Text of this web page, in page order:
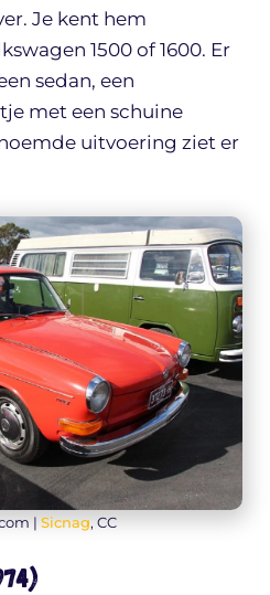
Je kent hem
1500 of 1600. Er
sedan, een
met een schuine
uitvoering ziet er
| Sicnag, CC